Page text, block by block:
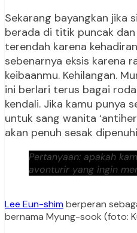
Sekarang bayangkan jika
berada di titik puncak
terendah karena
sebenarnya eksis karena
keibaanmu. Kehilangan.
ini berlari terus bagai
kendali. Jika kamu punya
untuk sang wanita
akan penuh sesak
Pertanyaan: apakah
avonturir yang ingin
Lee Eun-shimberperan
bernama Myung-sook (foto: